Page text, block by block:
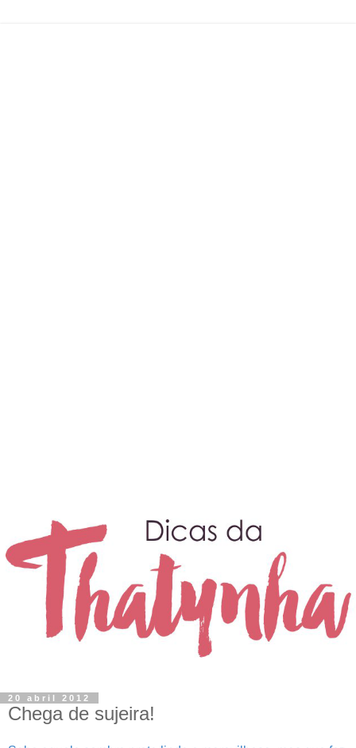
20 abril 2012
Chega de sujeira!